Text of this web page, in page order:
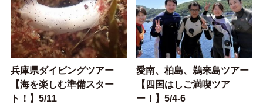
兵庫県ダイビングツアー
【海を楽しむ準備スター
ト！】5/11
愛南、柏島、鵜来島ツアー
【四国はしご満喫ツア
ー！】5/4-6